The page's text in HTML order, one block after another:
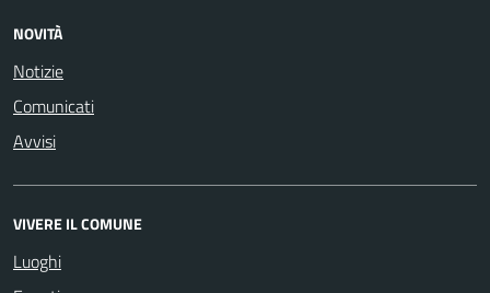
NOVITÀ
Notizie
Comunicati
Avvisi
VIVERE IL COMUNE
Luoghi